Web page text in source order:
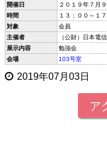
開催日
２０１９年７月
時間
１３：００～１
対象
会員
主催者
（公財）日本電
展示内容
勉強会
会場
103号室
2019年07月03日
ア